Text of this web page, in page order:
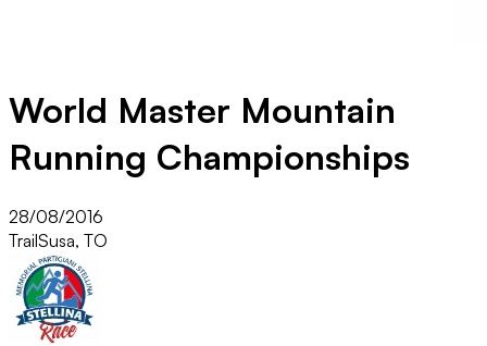
World Master Mountain
Running Championships
28/08/2016
TrailSusa, TO